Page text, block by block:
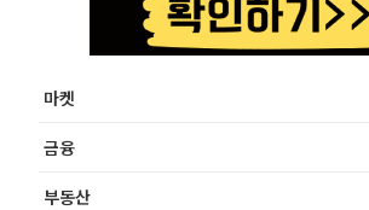
마켓
금융
부동산